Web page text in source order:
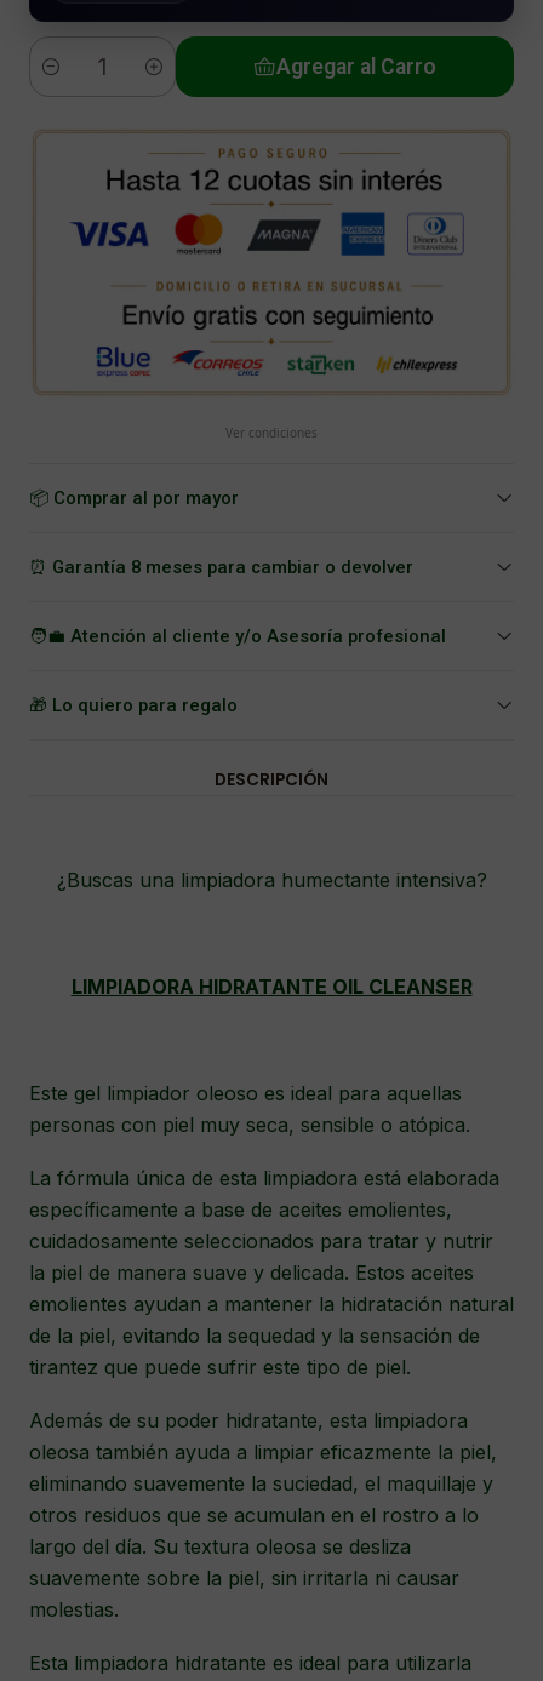
Cantidad
Agregar al Carro
Ver condiciones
📦 Comprar al por mayor
⏰ Garantía 8 meses para cambiar o devolver
🧑‍💼 Atención al cliente y/o Asesoría profesional
🎁 Lo quiero para regalo
DESCRIPCIÓN
¿Buscas una limpiadora humectante intensiva?
LIMPIADORA HIDRATANTE OIL CLEANSER
Este gel limpiador oleoso es ideal para aquellas
personas con piel muy seca, sensible o atópica.
La fórmula única de esta limpiadora está elaborada
específicamente a base de aceites emolientes,
cuidadosamente seleccionados para tratar y nutrir
la piel de manera suave y delicada. Estos aceites
emolientes ayudan a mantener la hidratación natural
de la piel, evitando la sequedad y la sensación de
tirantez que puede sufrir este tipo de piel.
Además de su poder hidratante, esta limpiadora
oleosa también ayuda a limpiar eficazmente la piel,
eliminando suavemente la suciedad, el maquillaje y
otros residuos que se acumulan en el rostro a lo
largo del día. Su textura oleosa se desliza
suavemente sobre la piel, sin irritarla ni causar
molestias.
Esta limpiadora hidratante es ideal para utilizarla